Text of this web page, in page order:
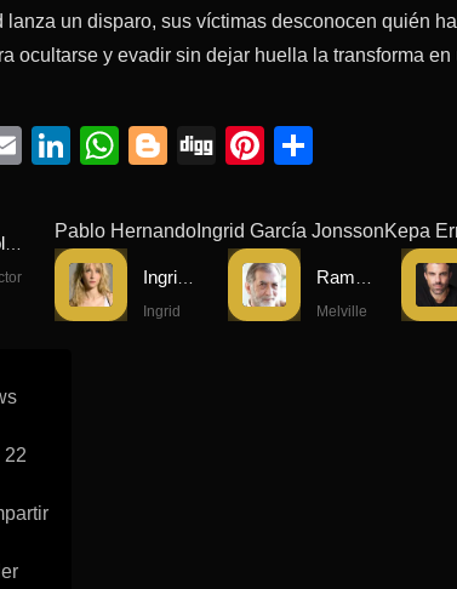
lanza un disparo, sus víctimas desconocen quién
ocultarse y evadir sin dejar huella la transforma en
EmailLinkedIn
WhatsApp
Blogger
DiggPinterest
Pablo Hernando Ingrid García JonssonKepa
Ingrid Melville
22